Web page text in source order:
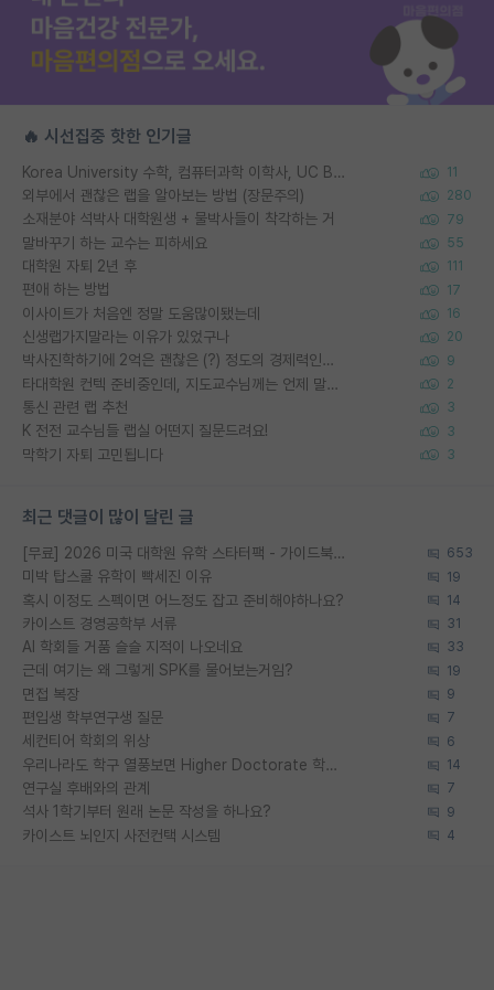
🔥 시선집중 핫한 인기글
Korea University 수학, 컴퓨터과학 이학사, UC Berkeley 산업공학 대학원 공학박사가 되는 것은 쉽지 않겠죠? 11
외부에서 괜찮은 랩을 알아보는 방법 (장문주의) 280
소재분야 석박사 대학원생 + 물박사들이 착각하는 거 79
말바꾸기 하는 교수는 피하세요 55
대학원 자퇴 2년 후 111
편애 하는 방법 17
이사이트가 처음엔 정말 도움많이됐는데 16
신생랩가지말라는 이유가 있었구나 20
박사진학하기에 2억은 괜찮은 (?) 정도의 경제력인가요 9
타대학원 컨텍 준비중인데, 지도교수님께는 언제 말씀드려야 할까요? 2
통신 관련 랩 추천 3
K 전전 교수님들 랩실 어떤지 질문드려요! 3
막학기 자퇴 고민됩니다 3
최근 댓글이 많이 달린 글
[무료] 2026 미국 대학원 유학 스타터팩 - 가이드북 & 합격자 컨택메일 템플릿 653
미박 탑스쿨 유학이 빡세진 이유 19
혹시 이정도 스펙이면 어느정도 잡고 준비해야하나요? 14
카이스트 경영공학부 서류 31
AI 학회들 거품 슬슬 지적이 나오네요 33
근데 여기는 왜 그렇게 SPK를 물어보는거임? 19
면접 복장 9
편입생 학부연구생 질문 7
세컨티어 학회의 위상 6
우리나라도 학구 열풍보면 Higher Doctorate 학위가 필요하다고 봅니다. 14
연구실 후배와의 관계 7
석사 1학기부터 원래 논문 작성을 하나요? 9
카이스트 뇌인지 사전컨택 시스템 4